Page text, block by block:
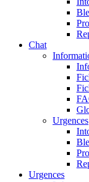
Chat
Urgences
Urgences